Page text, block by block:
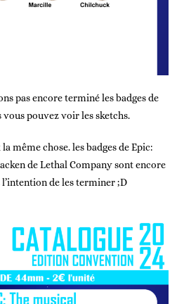
pas encore terminé les badges de
vous pouvez voir les sketchs.
même chose. les badges de Epic:
de Lethal Company sont encore
de les terminer ;D